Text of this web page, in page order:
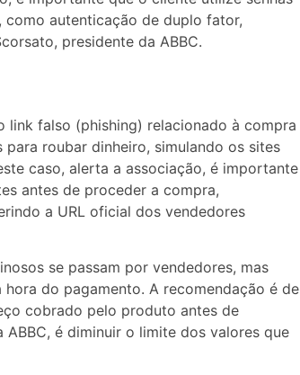
como autenticação de duplo fator,
presidente da ABBC.
link falso (phishing) relacionado à compra
roubar dinheiro, simulando os sites
caso, alerta a associação, é importante
antes de proceder a compra,
a URL oficial dos vendedores
se passam por vendedores, mas
do pagamento. A recomendação é de
cobrado pelo produto antes de
é diminuir o limite dos valores que